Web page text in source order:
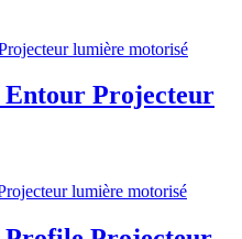
Projecteur